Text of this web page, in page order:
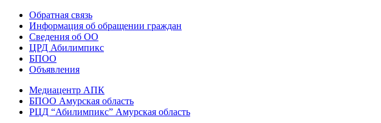
Обратная связь
Информация об обращении граждан
Сведения об ОО
ЦРД Абилимпикс
БПОО
Объявления
Медиацентр АПК
БПОО Амурская область
РЦД “Абилимпикс” Амурская область